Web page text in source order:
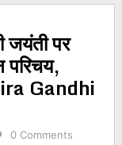
जयंती पर
परिचय,
Gandhi
0 Comments